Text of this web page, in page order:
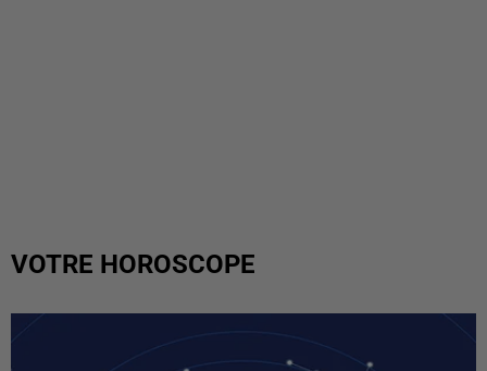
VOTRE HOROSCOPE